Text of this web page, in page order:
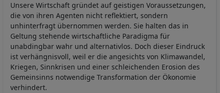
Unsere Wirtschaft gründet auf geistigen Voraussetzungen,
die von ihren Agenten nicht reflektiert, sondern
unhinterfragt übernommen werden. Sie halten das in
Geltung stehende wirtschaftliche Paradigma für
unabdingbar wahr und alternativlos. Doch dieser Eindruck
ist verhängnisvoll, weil er die angesichts von Klimawandel,
Kriegen, Sinnkrisen und einer schleichenden Erosion des
Gemeinsinns notwendige Transformation der Ökonomie
verhindert.